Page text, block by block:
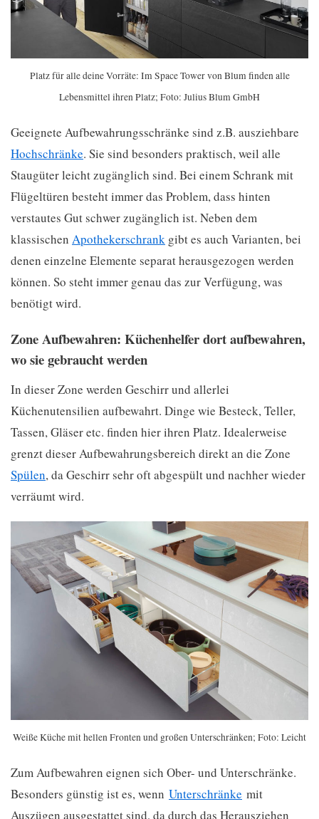
Platz für alle deine Vorräte: Im Space Tower von Blum finden alle
Lebensmittel ihren Platz; Foto: Julius Blum GmbH
Geeignete Aufbewahrungsschränke sind z.B. ausziehbare
Hochschränke. Sie sind besonders praktisch, weil alle
Staugüter leicht zugänglich sind. Bei einem Schrank mit
Flügeltüren besteht immer das Problem, dass hinten
verstautes Gut schwer zugänglich ist. Neben dem
klassischen Apothekerschrank gibt es auch Varianten, bei
denen einzelne Elemente separat herausgezogen werden
können. So steht immer genau das zur Verfügung, was
benötigt wird.
Zone Aufbewahren: Küchenhelfer dort aufbewahren,
wo sie gebraucht werden
In dieser Zone werden Geschirr und allerlei
Küchenutensilien aufbewahrt. Dinge wie Besteck, Teller,
Tassen, Gläser etc. finden hier ihren Platz. Idealerweise
grenzt dieser Aufbewahrungsbereich direkt an die Zone
Spülen, da Geschirr sehr oft abgespült und nachher wieder
verräumt wird.
Weiße Küche mit hellen Fronten und großen Unterschränken; Foto: Leicht
Zum Aufbewahren eignen sich Ober- und Unterschränke.
Besonders günstig ist es, wenn Unterschränke mit
Auszügen ausgestattet sind, da durch das Herausziehen